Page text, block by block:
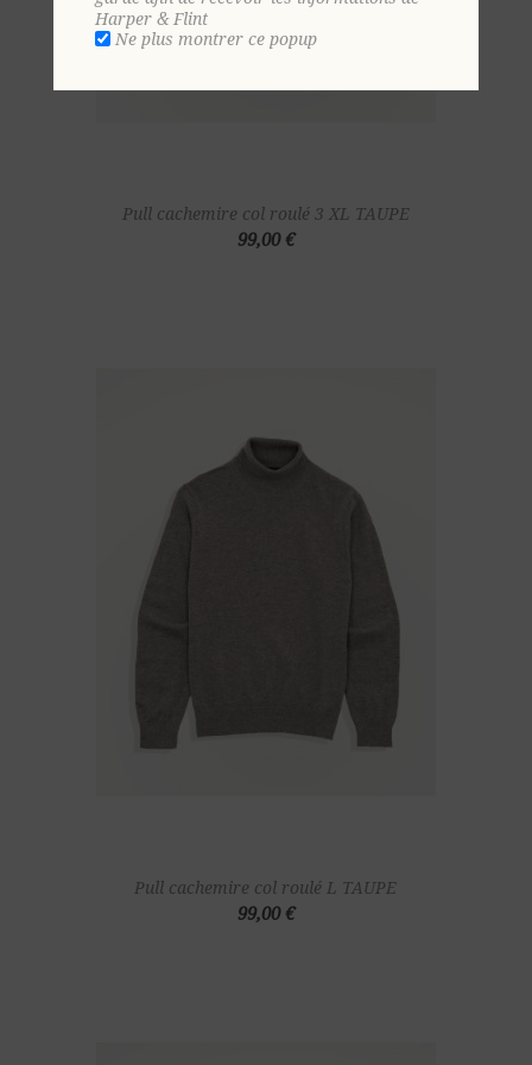
Pull cachemire col roulé 3 XL TAUPE
99,00 €
Pull cachemire col roulé L TAUPE
99,00 €
Harper & Flint
Ne plus montrer ce popup